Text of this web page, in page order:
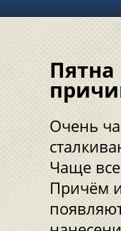
Пятна
Очень
Чаще
Причём